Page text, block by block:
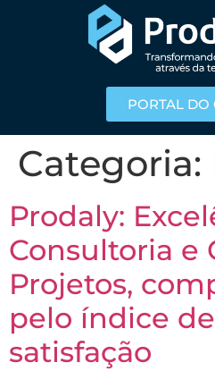
PORTAL DO
Categoria:
Prodaly:
Consultoria e
Projetos,
pelo índice
satisfação